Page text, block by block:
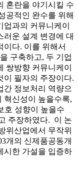
혼란을 야기시킬 수
공적인 완수를 위해
과의 커뮤니케이
러운 설계 변경에 대
이다. 이를 위해서
구축하고, 두 기업
쌍방향 커뮤니케이
이 필자의 주장이다.
간 정보처리 역량으
혁신성이 높을수록,
호 성향이 높을수
주장하였다. 이 논
위산업에서 무작위
개의 신제품공동개
시한 가설을 입증하